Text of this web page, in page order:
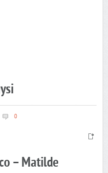
0
– Matilde